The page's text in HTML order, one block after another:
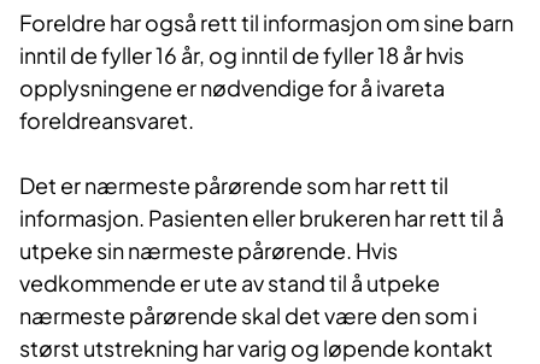
Foreldre har også rett til informasjon om sine barn
inntil de fyller 16 år, og inntil de fyller 18 år hvis
opplysningene er nødvendige for å ivareta
foreldreansvaret.
Det er nærmeste pårørende som har rett til
informasjon. Pasienten eller brukeren har rett til å
utpeke sin nærmeste pårørende. Hvis
vedkommende er ute av stand til å utpeke
nærmeste pårørende skal det være den som i
størst utstrekning har varig og løpende kontakt